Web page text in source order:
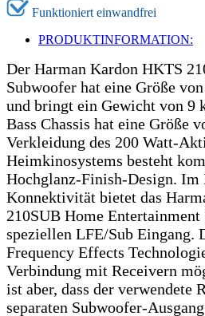
Funktioniert einwandfrei
PRODUKTINFORMATION:
Der Harman Kardon HKTS
Subwoofer hat eine Größe
und bringt ein Gewicht von 9
Bass Chassis hat eine Größe
Verkleidung des 200 Watt-
Heimkinosystems besteht
Hochglanz-Finish-Design. Im
Konnektivität bietet das
210SUB Home Entertainment
speziellen LFE/Sub Eingang.
Frequency Effects
Verbindung mit Receivern
ist aber, dass der verwendete
separaten Subwoofer-